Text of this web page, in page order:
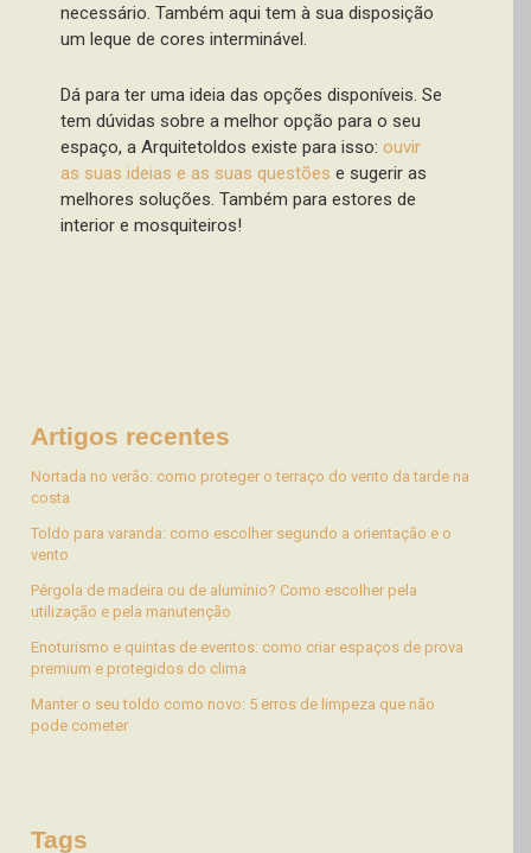
necessário. Também aqui tem à sua disposição
um leque de cores interminável.
Dá para ter uma ideia das opções disponíveis. Se
tem dúvidas sobre a melhor opção para o seu
espaço, a Arquitetoldos existe para isso: ouvir
as suas ideias e as suas questões e sugerir as
melhores soluções. Também para estores de
interior e mosquiteiros!
Artigos recentes
Nortada no verão: como proteger o terraço do vento da tarde na
costa
Toldo para varanda: como escolher segundo a orientação e o
vento
Pérgola de madeira ou de alumínio? Como escolher pela
utilização e pela manutenção
Enoturismo e quintas de eventos: como criar espaços de prova
premium e protegidos do clima
Manter o seu toldo como novo: 5 erros de limpeza que não
pode cometer
Tags